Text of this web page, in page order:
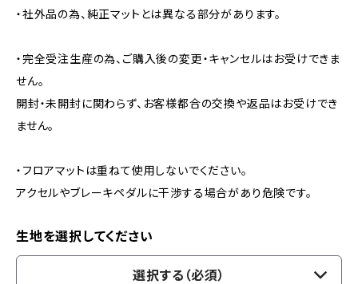
・社外品の為、純正マットとは異なる部分があります。
・完全受注生産の為、ご購入後の変更・キャンセルはお受けできま
せん。
開封・未開封に関わらず、お客様都合の交換や返品はお受けでき
ません。
・フロアマットは重ねて使用しないでください。
アクセルやブレーキペダルに干渉する場合があり危険です。
生地を選択してください
選択する（必須）